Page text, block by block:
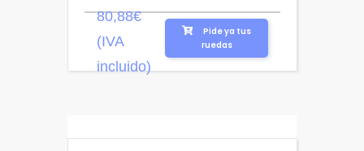
80,88€
(IVA
incluido)
Pide ya tus
ruedas